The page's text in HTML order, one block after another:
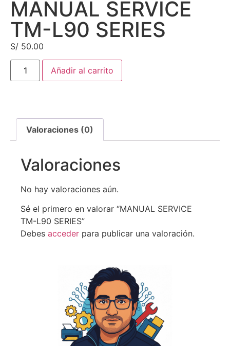
MANUAL SERVICE
TM-L90 SERIES
S/ 50.00
Añadir al carrito
Valoraciones (0)
Valoraciones
No hay valoraciones aún.
Sé el primero en valorar “MANUAL SERVICE
TM-L90 SERIES”
Debes acceder para publicar una valoración.